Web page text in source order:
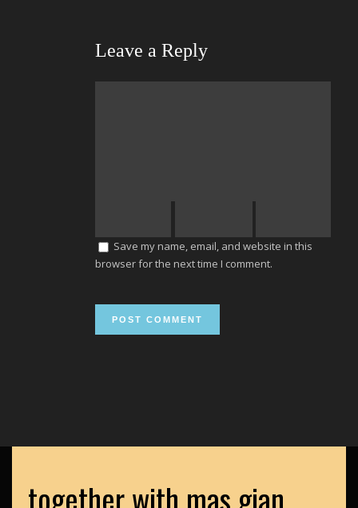
Leave a Reply
Save my name, email, and website in this
browser for the next time I comment.
together with mas gian